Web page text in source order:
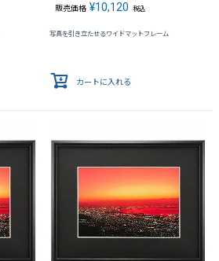
販売価格 ¥10,120 税込
写真を引き立たせるワイドマットフレーム
カートに入れる